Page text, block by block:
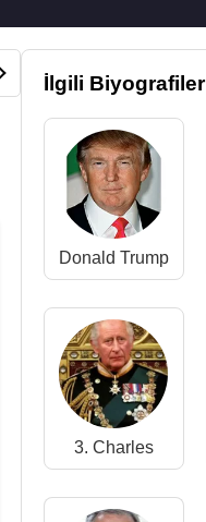
İlgili Biyografiler
Donald Trump
3. Charles